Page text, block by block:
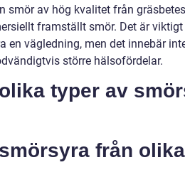
smör av hög kvalitet från
framställt smör. Det är
en vägledning, men det innebär
större hälsofördelar.
typer av
från olika